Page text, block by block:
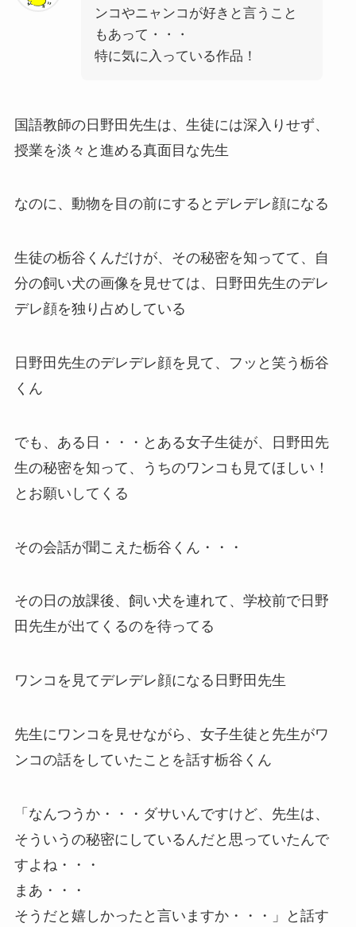
ンコやニャンコが好きと言うこと
もあって・・・
特に気に入っている作品！
国語教師の日野田先生は、生徒には深入りせず、
授業を淡々と進める真面目な先生
なのに、動物を目の前にするとデレデレ顔になる
生徒の栃谷くんだけが、その秘密を知ってて、自
分の飼い犬の画像を見せては、日野田先生のデレ
デレ顔を独り占めしている
日野田先生のデレデレ顔を見て、フッと笑う栃谷
くん
でも、ある日・・・とある女子生徒が、日野田先
生の秘密を知って、うちのワンコも見てほしい！
とお願いしてくる
その会話が聞こえた栃谷くん・・・
その日の放課後、飼い犬を連れて、学校前で日野
田先生が出てくるのを待ってる
ワンコを見てデレデレ顔になる日野田先生
先生にワンコを見せながら、女子生徒と先生がワ
ンコの話をしていたことを話す栃谷くん
「なんつうか・・・ダサいんですけど、先生は、
そういうの秘密にしているんだと思っていたんで
すよね・・・
まあ・・・
そうだと嬉しかったと言いますか・・・」と話す